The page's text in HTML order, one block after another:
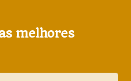
melhores